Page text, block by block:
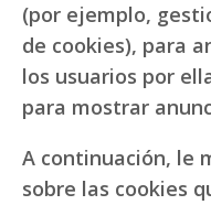
(por ejemplo,
de cookies), para
los usuarios por
para mostrar
A continuación, le
sobre las cookies